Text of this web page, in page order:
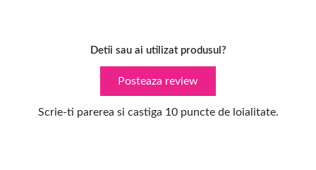
Detii sau ai utilizat produsul?
Posteaza review
Scrie-ti parerea si castiga 10 puncte de loialitate.